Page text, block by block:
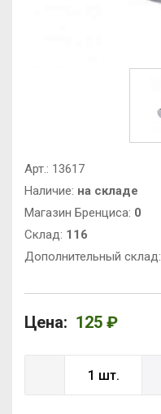
Арт.: 13617
Наличие: на складе
Магазин Бренциса: 0
Cклад: 116
Дополнительный склад:
Цена: 125 ₽